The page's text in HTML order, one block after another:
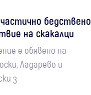
бедствено
на скакалци
е обявено на
Ладарево и
з